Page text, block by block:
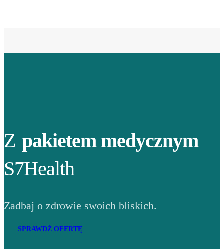
Z pakietem medycznym
S7Health
Zadbaj o zdrowie swoich bliskich.
SPRAWDŹ OFERTĘ